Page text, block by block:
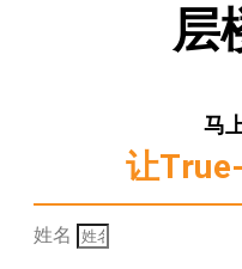
层
马
让
姓名